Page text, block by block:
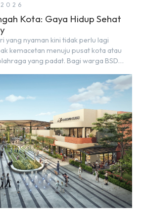
Kota: Gaya Hidup Sehat
yang nyaman kini tidak perlu lagi
kemacetan menuju pusat kota atau
yang padat. Bagi warga BSD
dan menenangkan. Sebagai
BSD City terus bertransformasi
yang sangat mendukung […]